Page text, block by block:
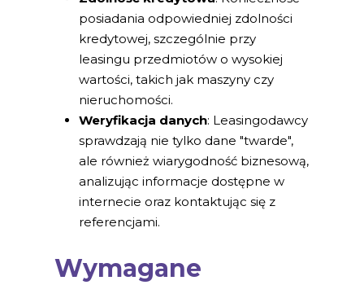
posiadania odpowiedniej zdolności
kredytowej, szczególnie przy
leasingu przedmiotów o wysokiej
wartości, takich jak maszyny czy
nieruchomości.
Weryfikacja danych: Leasingodawcy
sprawdzają nie tylko dane "twarde",
ale również wiarygodność biznesową,
analizując informacje dostępne w
internecie oraz kontaktując się z
referencjami.
Wymagane